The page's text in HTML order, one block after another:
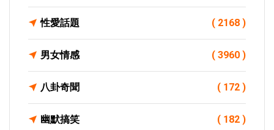
性愛話題 ( 2168 )
男女情感 ( 3960 )
八卦奇聞 ( 172 )
幽默搞笑 ( 182 )